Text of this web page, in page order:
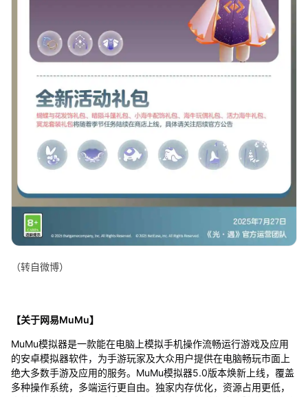
（转自微博）
【关于网易MuMu】
MuMu模拟器是一款能在电脑上模拟手机操作流畅运行游戏及应用
的安卓模拟器软件，为手游玩家及大众用户提供在电脑畅玩市面上
绝大多数手游及应用的服务。MuMu模拟器5.0版本焕新上线，覆盖
多种操作系统，多端运行更自由。独家内存优化，资源占用更低，